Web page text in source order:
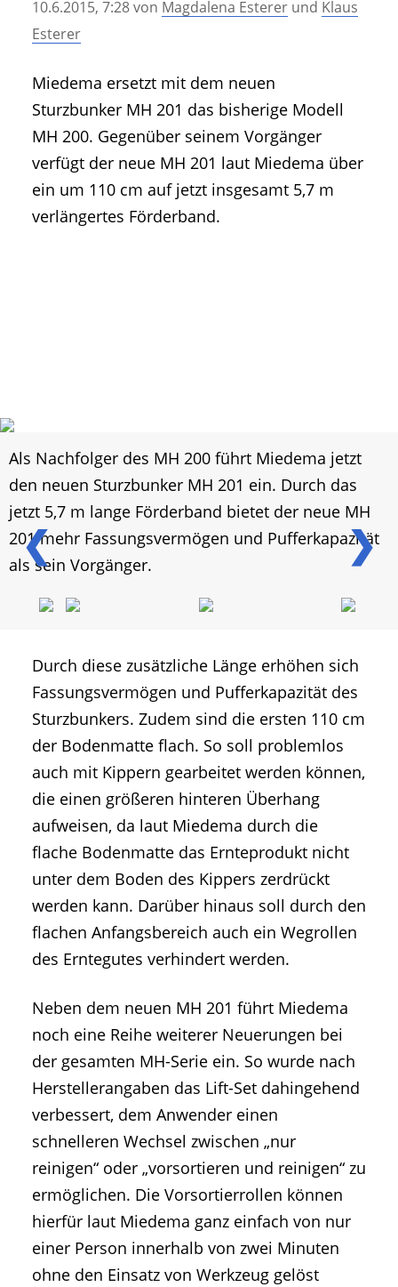
• Geschichte und Geschichten
• Messen und Veranstaltungen
• Agritechnica Neuheiten Archiv
• Artikel nach Hersteller/Marke
10.6.2015, 7:28von Magdalena Esterer und Klaus
Esterer
Miedema ersetzt mit dem neuen
Sturzbunker MH 201 das bisherige Modell
MH 200. Gegenüber seinem Vorgänger
verfügt der neue MH 201 laut Miedema über
ein um 110 cm auf jetzt insgesamt 5,7 m
verlängertes Förderband.
❮ ❯
Als Nachfolger des MH 200 führt Miedema jetzt
den neuen Sturzbunker MH 201 ein. Durch das
jetzt 5,7 m lange Förderband bietet der neue MH
201 mehr Fassungsvermögen und Pufferkapazität
als sein Vorgänger.
Durch diese zusätzliche Länge erhöhen sich
Fassungsvermögen und Pufferkapazität des
Sturzbunkers. Zudem sind die ersten 110 cm
der Bodenmatte flach. So soll problemlos
auch mit Kippern gearbeitet werden können,
die einen größeren hinteren Überhang
aufweisen, da laut Miedema durch die
flache Bodenmatte das Ernteprodukt nicht
unter dem Boden des Kippers zerdrückt
werden kann. Darüber hinaus soll durch den
flachen Anfangsbereich auch ein Wegrollen
des Erntegutes verhindert werden.
Neben dem neuen MH 201 führt Miedema
noch eine Reihe weiterer Neuerungen bei
der gesamten MH-Serie ein. So wurde nach
Herstellerangaben das Lift-Set dahingehend
verbessert, dem Anwender einen
schnelleren Wechsel zwischen „nur
reinigen“ oder „vorsortieren und reinigen“ zu
ermöglichen. Die Vorsortierrollen können
hierfür laut Miedema ganz einfach von nur
einer Person innerhalb von zwei Minuten
ohne den Einsatz von Werkzeug gelöst